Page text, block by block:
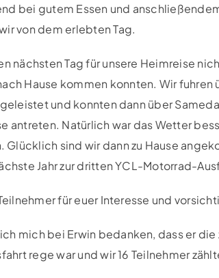
bei gutem Essen und
von dem erlebten Tag.
nächsten Tag für unsere Heimreise
Hause kommen konnten. Wir fuhren
und konnten dann über
antreten. Natürlich war das Wetter
Glücklich sind wir dann zu Hause
Jahr zur dritten YCL-Motorrad-
für euer Interesse und
mich bei Erwin bedanken, dass er
rege war und wir 16 Teilnehmer